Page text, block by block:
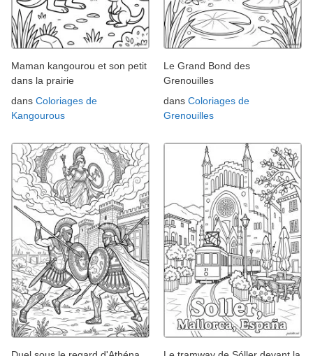
Maman kangourou et son petit
dans la prairie
dans Coloriages de
Kangourous
Le Grand Bond des
Grenouilles
dans Coloriages de
Grenouilles